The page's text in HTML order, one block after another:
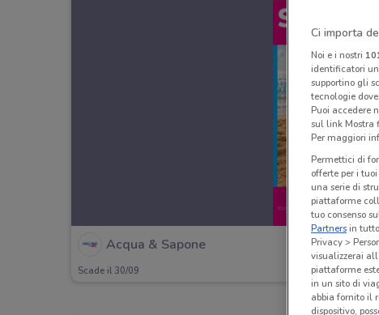
Acqua & Sapone
Scade il 30/09
Ci importa
Noi e i nostri
identificatori
supportino gli
tecnologie
Puoi accedere
sul link Mostra
Per maggiori
Permettici di
offerte per i
una serie di
piattaforme
tuo consenso
Partnersin
Privacy >
visualizzerai
piattaforme
in un sito di
abbia fornito il
dispositivo,